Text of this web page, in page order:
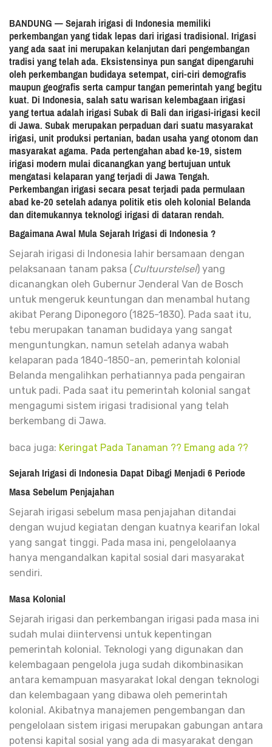
BANDUNG — Sejarah irigasi di Indonesia memiliki
perkembangan yang tidak lepas dari irigasi tradisional. Irigasi
yang ada saat ini merupakan kelanjutan dari pengembangan
tradisi yang telah ada. Eksistensinya pun sangat dipengaruhi
oleh perkembangan budidaya setempat, ciri-ciri demografis
maupun geografis serta campur tangan pemerintah yang begitu
kuat. Di Indonesia, salah satu warisan kelembagaan irigasi
yang tertua adalah irigasi Subak di Bali dan irigasi-irigasi kecil
di Jawa. Subak merupakan perpaduan dari suatu masyarakat
irigasi, unit produksi pertanian, badan usaha yang otonom dan
masyarakat agama. Pada pertengahan abad ke-19, sistem
irigasi modern mulai dicanangkan yang bertujuan untuk
mengatasi kelaparan yang terjadi di Jawa Tengah.
Perkembangan irigasi secara pesat terjadi pada permulaan
abad ke-20 setelah adanya politik etis oleh kolonial Belanda
dan ditemukannya teknologi irigasi di dataran rendah.
Bagaimana Awal Mula Sejarah Irigasi di Indonesia ?
Sejarah irigasi di Indonesia lahir bersamaan dengan
pelaksanaan tanam paksa (Cultuurstelsel) yang
dicanangkan oleh Gubernur Jenderal Van de Bosch
untuk mengeruk keuntungan dan menambal hutang
akibat Perang Diponegoro (1825-1830). Pada saat itu,
tebu merupakan tanaman budidaya yang sangat
menguntungkan, namun setelah adanya wabah
kelaparan pada 1840-1850-an, pemerintah kolonial
Belanda mengalihkan perhatiannya pada pengairan
untuk padi. Pada saat itu pemerintah kolonial sangat
mengagumi sistem irigasi tradisional yang telah
berkembang di Jawa.
baca juga: Keringat Pada Tanaman ?? Emang ada ??
Sejarah Irigasi di Indonesia Dapat Dibagi Menjadi 6 Periode
Masa Sebelum Penjajahan
Sejarah irigasi sebelum masa penjajahan ditandai
dengan wujud kegiatan dengan kuatnya kearifan lokal
yang sangat tinggi. Pada masa ini, pengelolaanya
hanya mengandalkan kapital sosial dari masyarakat
sendiri.
Masa Kolonial
Sejarah irigasi dan perkembangan irigasi pada masa ini
sudah mulai diintervensi untuk kepentingan
pemerintah kolonial. Teknologi yang digunakan dan
kelembagaan pengelola juga sudah dikombinasikan
antara kemampuan masyarakat lokal dengan teknologi
dan kelembagaan yang dibawa oleh pemerintah
kolonial. Akibatnya manajemen pengembangan dan
pengelolaan sistem irigasi merupakan gabungan antara
potensi kapital sosial yang ada di masyarakat dengan